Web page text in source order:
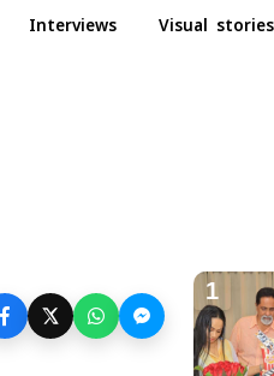
Interviews Visual stories
1